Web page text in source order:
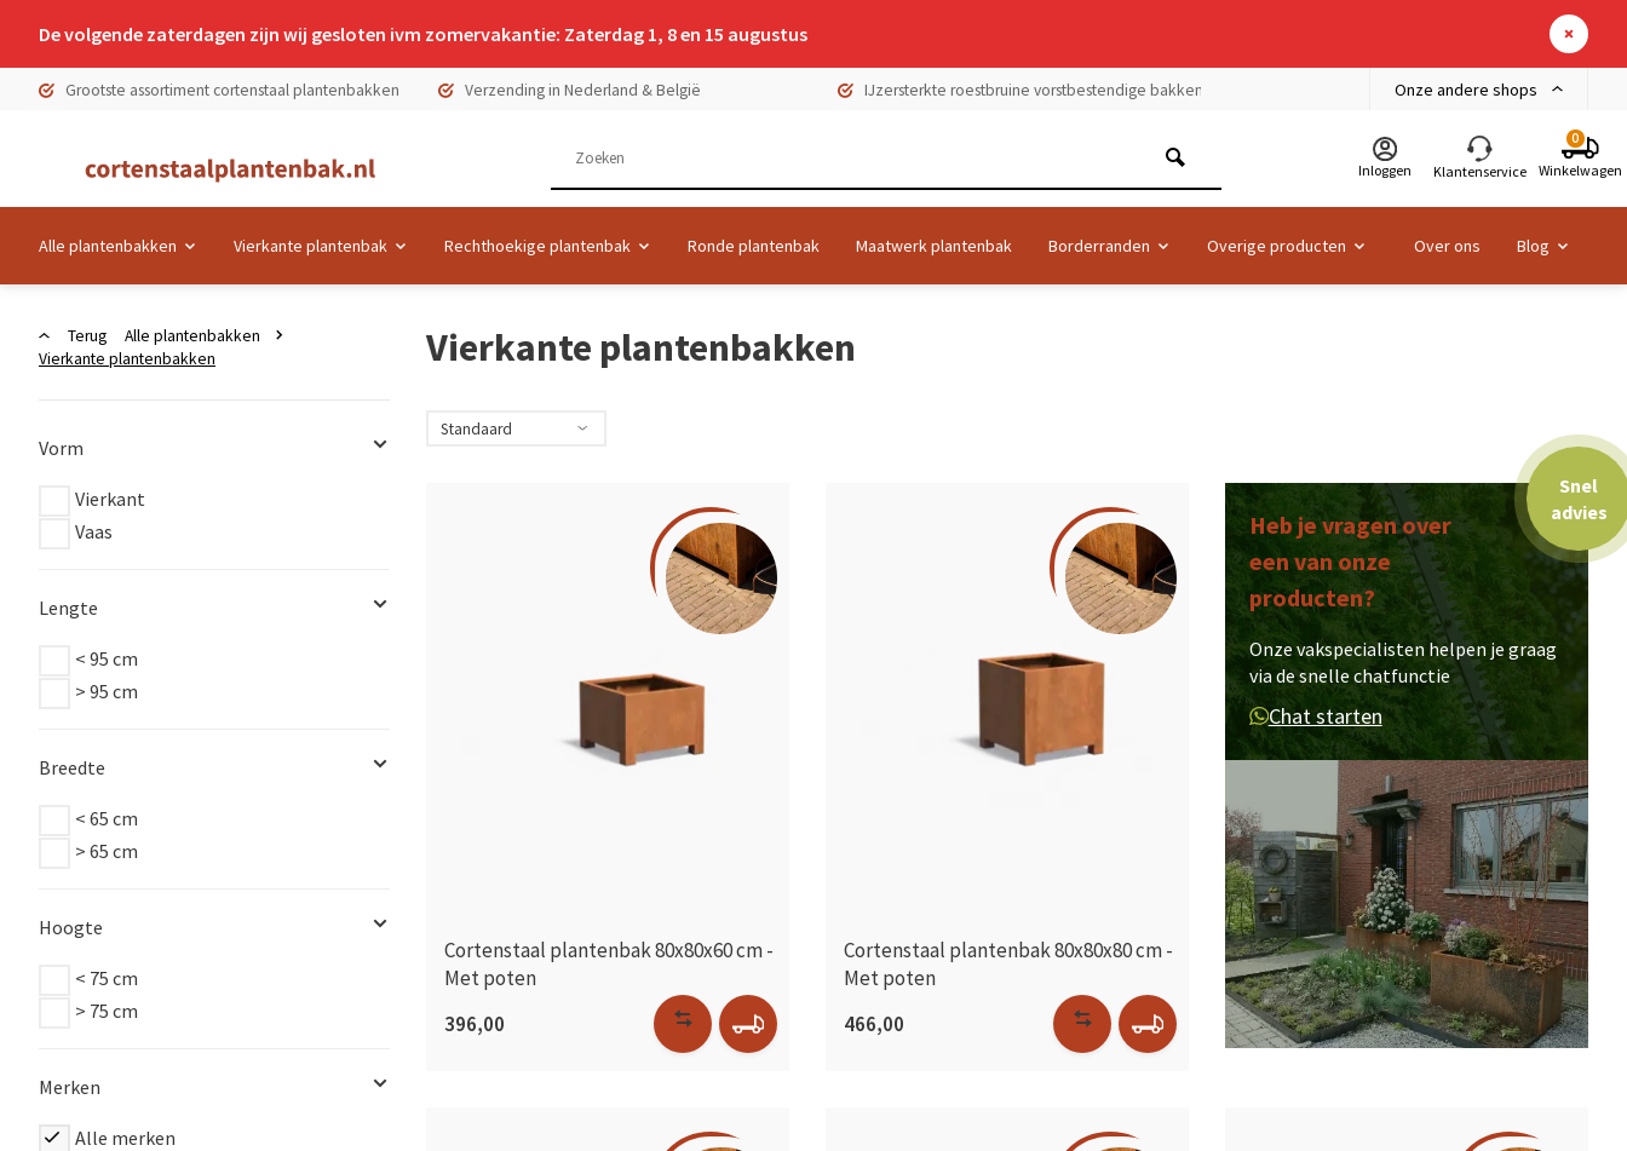
De volgende zaterdagen zijn wij gesloten ivm zomervakantie: Zaterdag 1, 8 en 15 augustus
Grootste assortiment cortenstaal plantenbakken Verzending in Nederland & België IJzersterkte roestbruine vorstbestendige bakken Onze andere shops
Inloggen Klantenservice
0
Winkelwagen
Alle plantenbakken Vierkante plantenbak Rechthoekige plantenbak Ronde plantenbak Maatwerk plantenbak Borderranden Overige producten Over ons Blog
Terug
Alle plantenbakken
Vierkante plantenbakken
Vierkante plantenbakken
Vorm
Vierkant
Vaas
Lengte
< 95 cm
> 95 cm
Breedte
< 65 cm
> 65 cm
Hoogte
< 75 cm
> 75 cm
Merken
Alle merken
Cortenstaal plantenbak 80x80x60 cm -
Met poten
396,00
Cortenstaal plantenbak 80x80x80 cm -
Met poten
466,00
Snel
advies
Heb je vragen over
een van onze
producten?
Onze vakspecialisten helpen je graag
via de snelle chatfunctie
Chat starten